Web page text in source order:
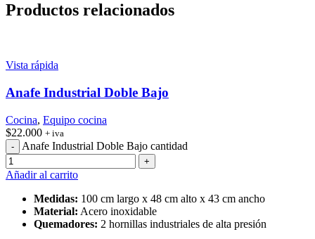
Productos relacionados
Vista rápida
Anafe Industrial Doble Bajo
Cocina, Equipo cocina
$22.000 + iva
Anafe Industrial Doble Bajo cantidad
Añadir al carrito
Medidas: 100 cm largo x 48 cm alto x 43 cm ancho
Material: Acero inoxidable
Quemadores: 2 hornillas industriales de alta presión